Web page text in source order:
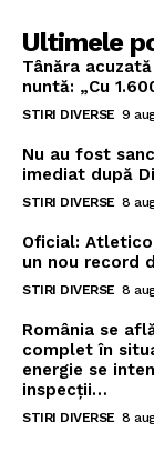
Ultimele
Tânăra
nuntă: „Cu
STIRI DIVERSE 9
Nu au fost
imediat după
STIRI DIVERSE 8
Oficial:
un nou record
STIRI DIVERSE 8
România se
complet în
energie se
inspecții…
STIRI DIVERSE 8